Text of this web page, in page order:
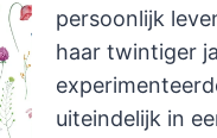
persoonlijk
haar twintiger
uiteindelijk in